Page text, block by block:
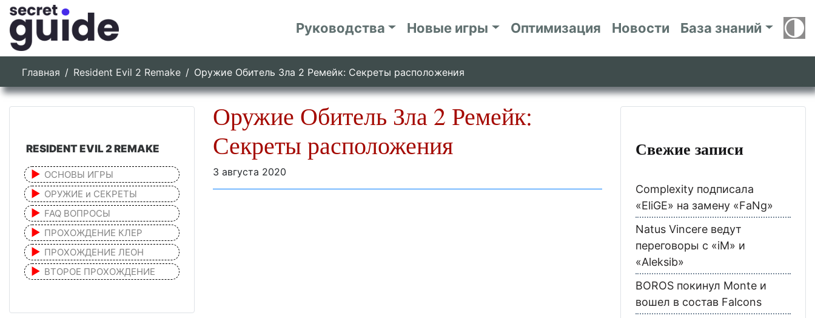
Руководства Новые игры Оптимизация Новости База знаний
Главная Resident Evil 2 Remake Оружие Обитель Зла 2 Ремейк: Секреты расположения
Оружие Обитель Зла 2 Ремейк:
Секреты расположения
3 августа 2020
RESIDENT EVIL 2 REMAKE
ОСНОВЫ ИГРЫ
ОРУЖИЕ и СЕКРЕТЫ
FAQ ВОПРОСЫ
ПРОХОЖДЕНИЕ КЛЕР
ПРОХОЖДЕНИЕ ЛЕОН
ВТОРОЕ ПРОХОЖДЕНИЕ
Свежие записи
Complexity подписала
«EliGE» на замену «FaNg»
Natus Vincere ведут
переговоры с «iM» и
«Aleksib»
BOROS покинул Monte и
вошел в состав Falcons